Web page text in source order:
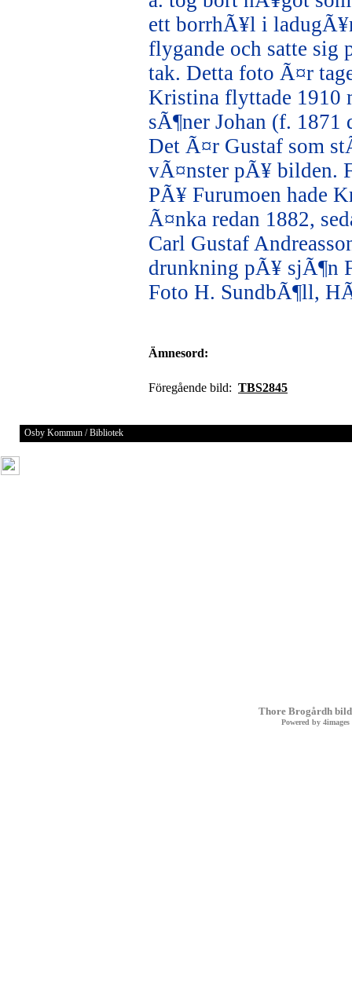
ett borrhÃ¥l i
flygande och satte sig
tak. Detta foto Ã¤r
Kristina flyttade 1910
sÃ¶ner Johan (f.
Det Ã¤r Gustaf som
vÃ¤nster pÃ¥ bilden.
PÃ¥ Furumoen hade
Ã¤nka redan 1882,
Carl Gustaf
drunkning pÃ¥ sjÃ¶n
Foto H. SundbÃ¶ll,
Ämnesord:
Föregående bild: TBS2845
Osby Kommun / Bibliotek
Thore Brogårdh
Powered by 4images